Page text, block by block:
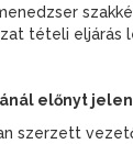
tételi eljárás
előnyt
szerzett